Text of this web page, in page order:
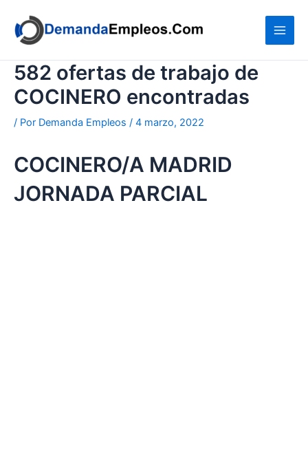
contenido
582 ofertas de trabajo de
COCINERO encontradas
/ Por Demanda Empleos / 4 marzo, 2022
COCINERO/A MADRID
JORNADA PARCIAL